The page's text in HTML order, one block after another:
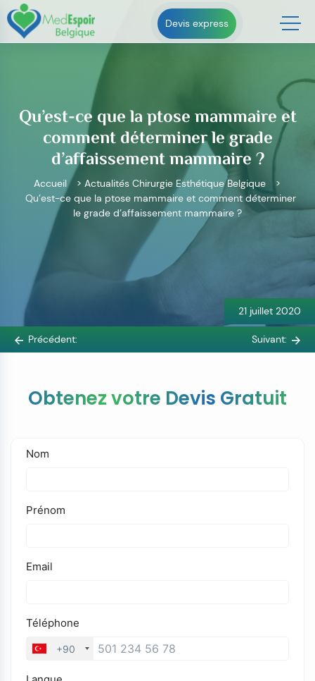
Skip
to
content
Devis express
Qu’est-ce que la ptose mammaire et
comment déterminer le grade
d’affaissement mammaire ?
Accueil > Actualités Chirurgie Esthétique Belgique
>
Qu’est-ce que la ptose mammaire et comment déterminer
le grade d’affaissement mammaire ?
21 juillet 2020
Navigation
l’article
Précédent: Suivant:
Obtenez votre Devis Gratuit